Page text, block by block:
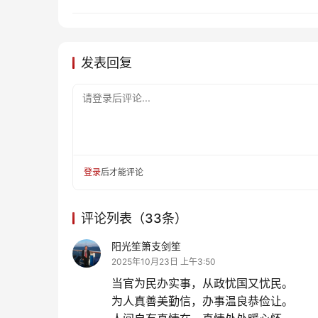
发表回复
请登录后评论...
登录后才能评论
评论列表（33条）
阳光笙箫支剑笙
2025年10月23日 上午3:50
当官为民办实事，从政忧国又忧民。
为人真善美勤信，办事温良恭俭让。